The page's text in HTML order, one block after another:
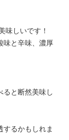
味しいです！
味と辛味、濃厚
ると断然美味し
るかもしれま